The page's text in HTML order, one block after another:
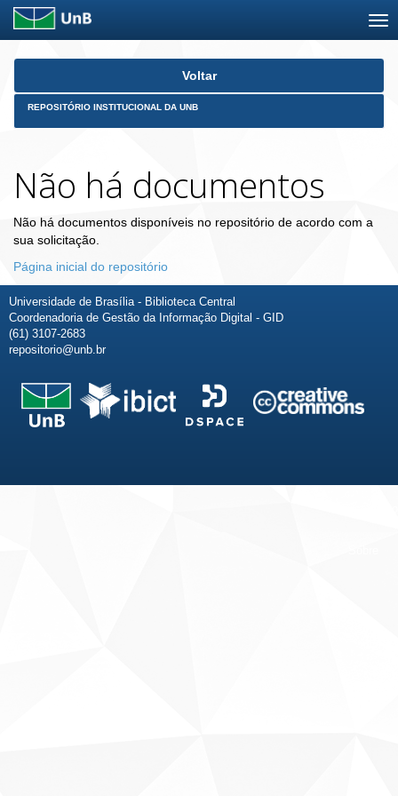
Skip
Voltar
REPOSITÓRIO INSTITUCIONAL DA UNB
Não há documentos
Não há documentos disponíveis no repositório de acordo com a
sua solicitação.
Página inicial do repositório
Universidade de Brasília - Biblioteca Central
Coordenadoria de Gestão da Informação Digital - GID
(61) 3107-2683
repositorio@unb.br